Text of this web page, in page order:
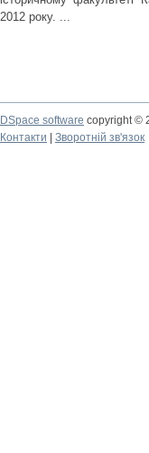
2012 року. ...
DSpace software copyright ©
Контакти
Зворотній зв'язок